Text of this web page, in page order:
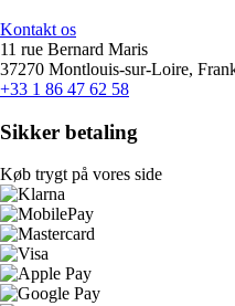
Kontakt os
11 rue Bernard Maris
37270 Montlouis-sur-Loire,
+33 1 86 47 62 58
Sikker betaling
Køb trygt på vores side